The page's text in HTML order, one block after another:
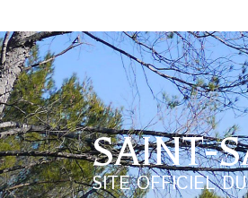
SAINT-
SITE OFFICIEL